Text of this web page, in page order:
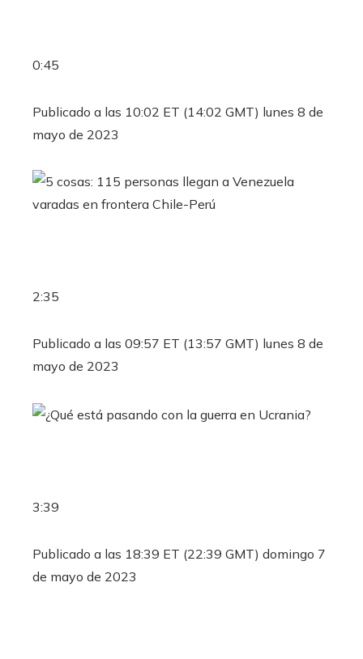
0:45
Publicado a las 10:02 ET (14:02 GMT) lunes 8 de
mayo de 2023
2:35
Publicado a las 09:57 ET (13:57 GMT) lunes 8 de
mayo de 2023
3:39
Publicado a las 18:39 ET (22:39 GMT) domingo 7
de mayo de 2023